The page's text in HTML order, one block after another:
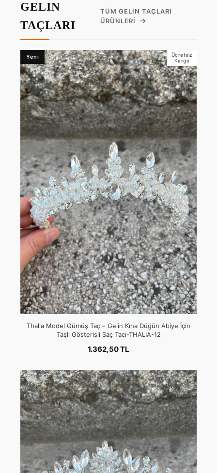
GELIN
TAÇLARI
TÜM GELIN TAÇLARI
ÜRÜNLERI
Yeni
Ücretsiz
Kargo
Thalia Model Gümüş Taç – Gelin Kına Düğün Abiye İçin
Taşlı Gösterişli Saç Tacı-THALIA-12
1.362,50 TL